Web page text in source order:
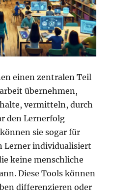
einen zentralen Teil
übernehmen,
vermitteln, durch
den Lernerfolg
sie sogar für
Lerner individualisiert
keine menschliche
Diese Tools können
differenzieren oder